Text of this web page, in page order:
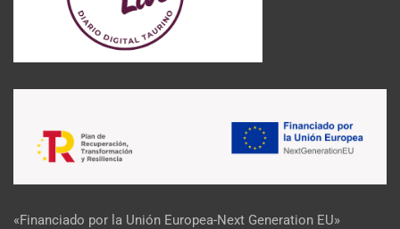
«Financiado por la Unión Europea-Next Generation EU»